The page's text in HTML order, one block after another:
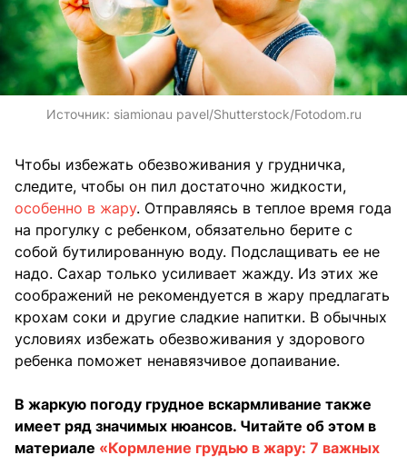
Источник: siamionau pavel/Shutterstock/Fotodom.ru
Чтобы избежать обезвоживания у грудничка,
следите, чтобы он пил достаточно жидкости,
особенно в жару. Отправляясь в теплое время года
на прогулку с ребенком, обязательно берите с
собой бутилированную воду. Подслащивать ее не
надо. Сахар только усиливает жажду. Из этих же
соображений не рекомендуется в жару предлагать
крохам соки и другие сладкие напитки. В обычных
условиях избежать обезвоживания у здорового
ребенка поможет ненавязчивое допаивание.
В жаркую погоду грудное вскармливание также
имеет ряд значимых нюансов. Читайте об этом в
материале «Кормление грудью в жару: 7 важных